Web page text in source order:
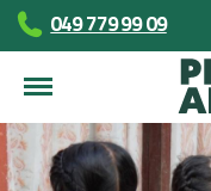
049 779 99 09